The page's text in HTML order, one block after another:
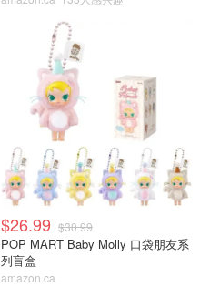
$26.99 $30.99
POP MART Baby Molly 口袋朋友系
列盲盒
amazon.ca